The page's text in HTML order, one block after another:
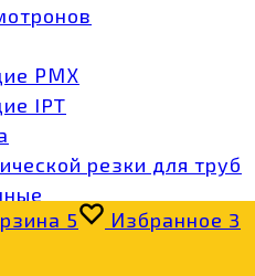
5 Избранное 3
РМХ
IPT
резки для труб
к машинам